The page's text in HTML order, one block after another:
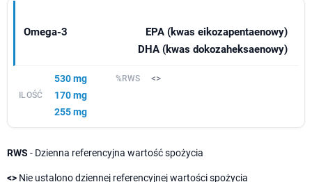
Omega-3
EPA (kwas eikozapentaenowy)
DHA (kwas dokozaheksaenowy)
530 mg
170 mg
255 mg
<>
RWS - Dzienna referencyjna wartość spożycia
<> Nie ustalono dziennej referencyjnej wartości spożycia